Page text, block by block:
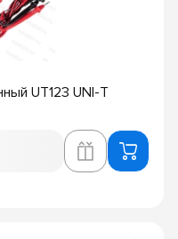
UT123 UNI-T